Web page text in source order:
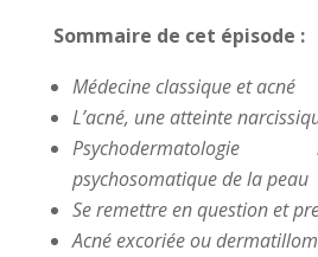
Sommaire de cet épisode :
Médecine classique et acné
L’acné, une atteinte
psychosomatique de la peau
Se remettre en question et
Acné excoriée ou